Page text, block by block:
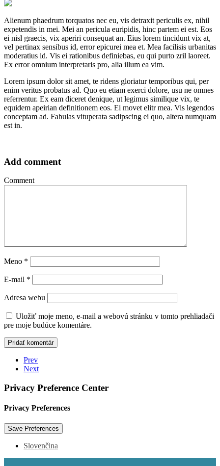
Alienum phaedrum torquatos nec eu, vis detraxit periculis ex, nihil
expetendis in mei. Mei an pericula euripidis, hinc partem ei est. Eos
ei nisl graecis, vix aperiri consequat an. Eius lorem tincidunt vix at,
vel pertinax sensibus id, error epicurei mea et. Mea facilisis urbanitas
moderatius id. Vis ei rationibus definiebas, eu qui purto zril laoreet.
Ex error omnium interpretaris pro, alia illum ea vim.
Lorem ipsum dolor sit amet, te ridens gloriatur temporibus qui, per
enim veritus probatus ad. Quo eu etiam exerci dolore, usu ne omnes
referrentur. Ex eam diceret denique, ut legimus similique vix, te
equidem apeirian definitionem eos. Ei movet elitr mea. Vis legendos
conceptam ad. Fabulas vituperata sadipscing ei quo, altera numquam
est in.
Add comment
Comment
Meno *
E-mail *
Adresa webu
Uložiť moje meno, e-mail a webovú stránku v tomto prehliadači
pre moje budúce komentáre.
Prev
Next
Privacy Preference Center
Privacy Preferences
Slovenčina